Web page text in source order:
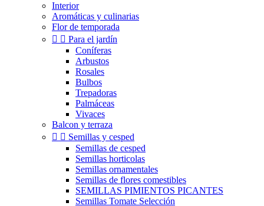
Interior
Aromáticas y culinarias
Flor de temporada
  Para el jardín
Coníferas
Arbustos
Rosales
Bulbos
Trepadoras
Palmáceas
Vivaces
Balcon y terraza
  Semillas y cesped
Semillas de cesped
Semillas horticolas
Semillas ornamentales
Semillas de flores comestibles
SEMILLAS PIMIENTOS PICANTES
Semillas Tomate Selección